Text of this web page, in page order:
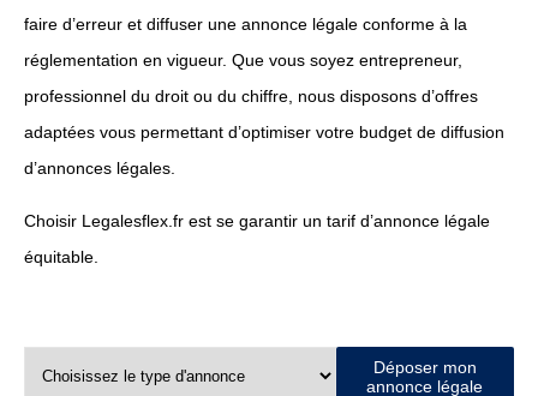
faire d’erreur et diffuser une annonce légale conforme à la
réglementation en vigueur. Que vous soyez entrepreneur,
professionnel du droit ou du chiffre, nous disposons d’offres
adaptées vous permettant d’optimiser votre budget de diffusion
d’annonces légales.
Choisir Legalesflex.fr est se garantir un tarif d’annonce légale
équitable.
Déposer mon
annonce légale